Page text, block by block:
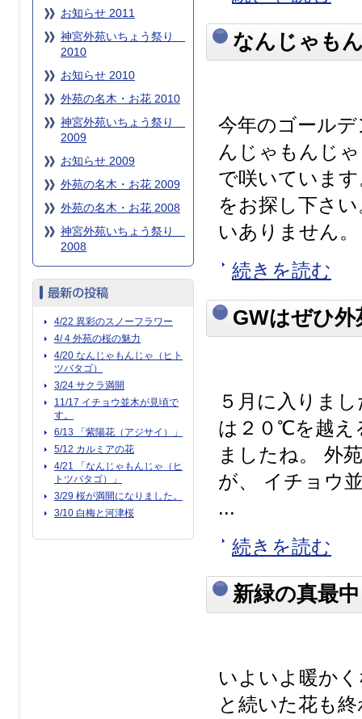
なんじゃも
今年のゴール
んじゃもんじ
で咲いていま
をお探し下さ
いありません
続きを読む
GWはぜひ外
５月に入りま
は２０℃を越え
ましたね。 外
が、 イチョウ
...
続きを読む
新緑の真最中
いよいよ暖か
と続いた花も
お知らせ 2011
神宮外苑いちょう祭り
2010
お知らせ 2010
外苑の名木・お花 2010
神宮外苑いちょう祭り
2009
お知らせ 2009
外苑の名木・お花 2009
外苑の名木・お花 2008
神宮外苑いちょう祭り
2008
4/22 異彩のスノーフラワー
4/ 4 外苑の桜の魅力
4/20 なんじゃもんじゃ（ヒト
ツバタゴ）
3/24 サクラ満開
11/17 イチョウ並木が見頃で
す。
6/13 「紫陽花（アジサイ）」
5/12 カルミアの花
4/21 「なんじゃもんじゃ（ヒ
トツバタゴ）」
3/29 桜が満開になりました。
3/10 白梅と河津桜